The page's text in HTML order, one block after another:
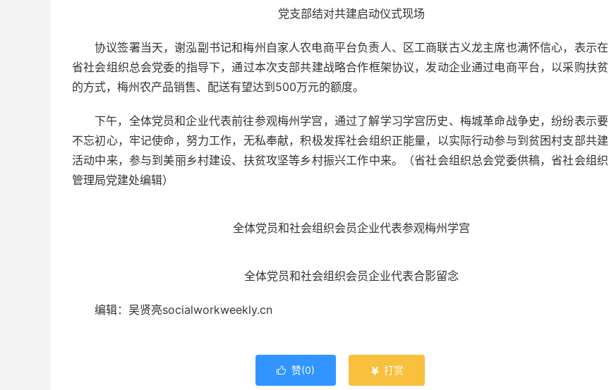
党支部结对共建启动仪式现场
协议签署当天，谢泓副书记和梅州自家人农电商平台负责人、区工商联古义龙主席也满怀信心，表示在
省社会组织总会党委的指导下，通过本次支部共建战略合作框架协议，发动企业通过电商平台，以采购扶贫
的方式，梅州农产品销售、配送有望达到500万元的额度。
下午，全体党员和企业代表前往参观梅州学宫，通过了解学习学宫历史、梅城革命战争史，纷纷表示要
不忘初心，牢记使命，努力工作，无私奉献，积极发挥社会组织正能量，以实际行动参与到贫困村支部共建
活动中来，参与到美丽乡村建设、扶贫攻坚等乡村振兴工作中来。（省社会组织总会党委供稿，省社会组织
管理局党建处编辑）
全体党员和社会组织会员企业代表参观梅州学宫
全体党员和社会组织会员企业代表合影留念
编辑：吴贤亮socialworkweekly.cn
 赞(0)  打赏